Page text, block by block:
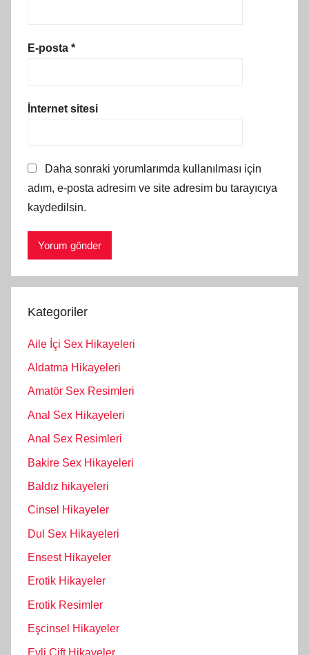
E-posta *
İnternet sitesi
Daha sonraki yorumlarımda kullanılması için
adım, e-posta adresim ve site adresim bu tarayıcıya
kaydedilsin.
Kategoriler
Aile İçi Sex Hikayeleri
Aldatma Hikayeleri
Amatör Sex Resimleri
Anal Sex Hikayeleri
Anal Sex Resimleri
Bakire Sex Hikayeleri
Baldız hikayeleri
Cinsel Hikayeler
Dul Sex Hikayeleri
Ensest Hikayeler
Erotik Hikayeler
Erotik Resimler
Eşcinsel Hikayeler
Evli Çift Hikayeler